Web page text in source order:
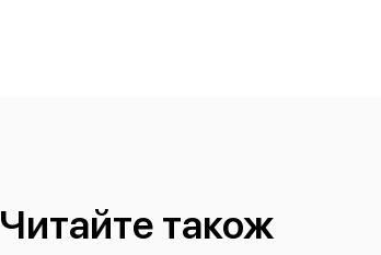
Читайте також